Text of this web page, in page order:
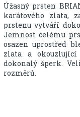
Úžasný prsten
karátového zlata,
prstenu vytváří
Jemnost celému
osazen uprostřed
zlata a
dokonalý šperk.
rozměrů.